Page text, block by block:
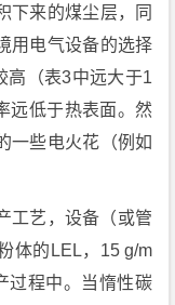
下来的煤尘层，同
用电气设备的选择
高（表3中远大于1
远低于热表面。然
一些电火花（例如
工艺，设备（或管
体的LEL，15 g/m
过程中。当惰性碳